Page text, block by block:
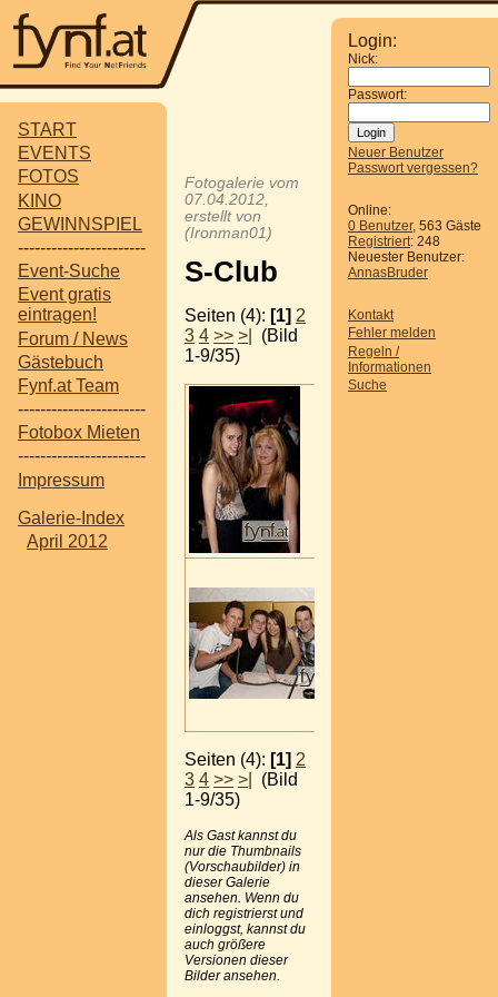
START
EVENTS
FOTOS
KINO
GEWINNSPIEL
-----------------------
Event-Suche
Event gratis
eintragen!
Forum / News
Gästebuch
Fynf.at Team
-----------------------
Fotobox Mieten
-----------------------
Impressum
Galerie-Index
April 2012
Login:
Nick:
Passwort:
Neuer Benutzer
Passwort vergessen?
Online:
0 Benutzer, 563 Gäste
Registriert: 248
Neuester Benutzer:
AnnasBruder
Kontakt
Fehler melden
Regeln /
Informationen
Suche
Fotogalerie vom
07.04.2012,
erstellt von
(Ironman01)
S-Club
Seiten (4): [1] 2
3 4 >> >|
(Bild
1-9/35)
Seiten (4): [1] 2
3 4 >> >|
(Bild
1-9/35)
Als Gast kannst du
nur die Thumbnails
(Vorschaubilder) in
dieser Galerie
ansehen. Wenn du
dich registrierst und
einloggst, kannst du
auch größere
Versionen dieser
Bilder ansehen.